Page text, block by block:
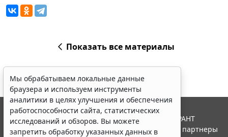
Показать все материалы
Мы обрабатываем локальные данные
браузера и используем инструменты
аналитики в целях улучшения и обеспечения
работоспособности сайта, статистических
исследований и обзоров. Вы можете
запретить обработку указанных данных в
© ООО "НПП "ГАРАНТ-СЕРВИС", 2026. Система ГАРАНТ
выпускается с 1990 года. Компания "Гарант" и ее партнеры